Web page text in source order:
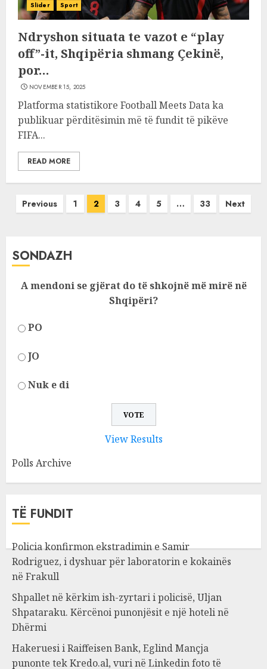
Slider Sport
Ndryshon situata te vazot e “play
off”-it, Shqipëria shmang Çekinë,
por…
NOVEMBER 15, 2025
Platforma statistikore Football Meets Data ka
publikuar përditësimin më të fundit të pikëve
FIFA...
READ MORE
Posts
Previous 1 2 3 4 5 … 33 Next
SONDAZH
A mendoni se gjërat do të shkojnë më mirë në
Shqipëri?
PO
JO
Nuk e di
View Results
Polls Archive
TË FUNDIT
Policia konfirmon ekstradimin e Samir
Rodriguez, i dyshuar për laboratorin e kokainës
në Frakull
Shpallet në kërkim ish-zyrtari i policisë, Uljan
Shpataraku. Kërcënoi punonjësit e një hoteli në
Dhërmi
Hakeruesi i Raiffeisen Bank, Eglind Mançja
punonte tek Kredo.al, vuri në Linkedin foto të